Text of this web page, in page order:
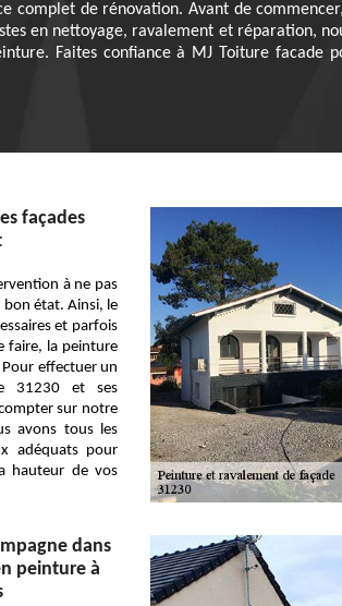
complet de rénovation. Avant de
en nettoyage, ravalement et réparation,
Faites confiance à MJ Toiture facade
façades
à ne pas
bon état. Ainsi, le
et parfois
faire, la peinture
effectuer un
31230 et ses
sur notre
avons tous les
adéquats pour
hauteur de vos
dans
peinture à